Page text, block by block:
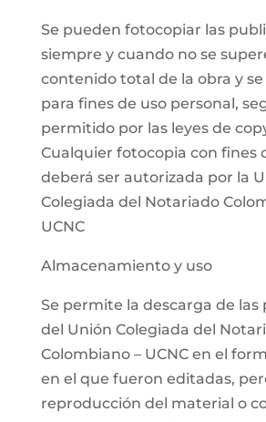
Se pueden fotocopiar las
siempre y cuando no se
contenido total de la obra y se
para fines de uso personal,
permitido por las leyes de
Cualquier fotocopia con fines
deberá ser autorizada por la
Colegiada del Notariado
UCNC
Almacenamiento y uso
Se permite la descarga de las
del Unión Colegiada del
Colombiano – UCNC en el
en el que fueron editadas,
reproducción del material o